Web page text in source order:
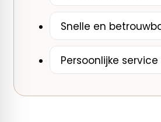
Snelle en
Persoonlijke